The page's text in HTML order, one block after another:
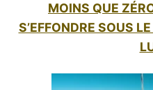
MOINS QUE
S’EFFONDRE SOUS